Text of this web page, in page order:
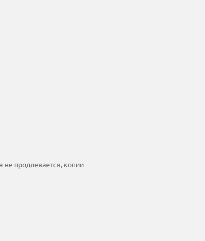
не продлевается, копии